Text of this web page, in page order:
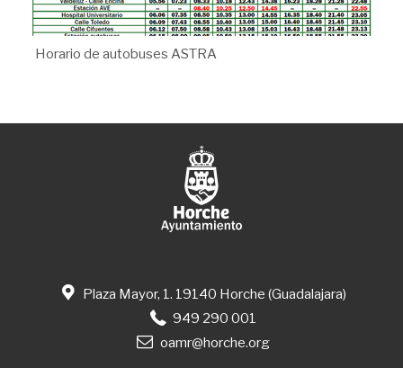
Horario de autobuses ASTRA
Plaza Mayor, 1. 19140 Horche (Guadalajara)
949 290 001
oamr@horche.org